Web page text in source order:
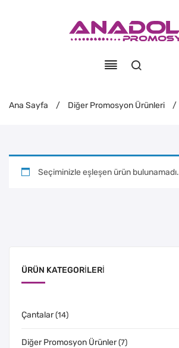
Ana Sayfa / Diğer Promosyon Ürünleri /
Seçiminizle eşleşen ürün bulunamadı.
ÜRÜN KATEGORILERI
Çantalar (14)
Diğer Promosyon Ürünler (7)